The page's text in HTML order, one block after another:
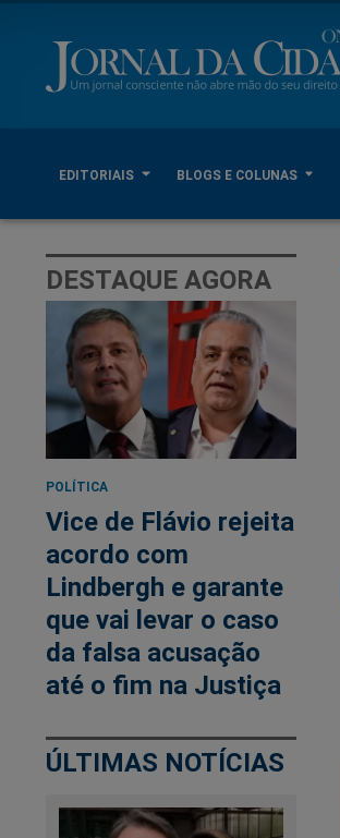
EDITORIAIS BLOGS E COLUNAS
DESTAQUE AGORA
POLÍTICA
Vice de Flávio rejeita
acordo com
Lindbergh e garante
que vai levar o caso
da falsa acusação
até o fim na Justiça
ÚLTIMAS NOTÍCIAS